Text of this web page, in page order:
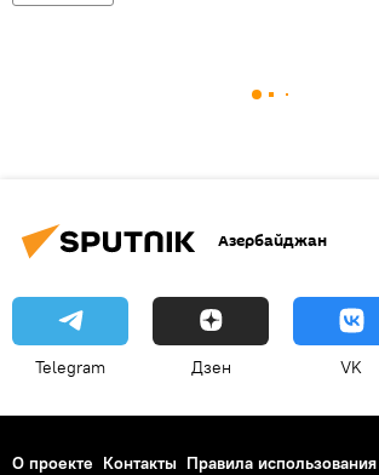
Азербайджан
Telegram Дзен VK
О проекте Контакты Правила использования